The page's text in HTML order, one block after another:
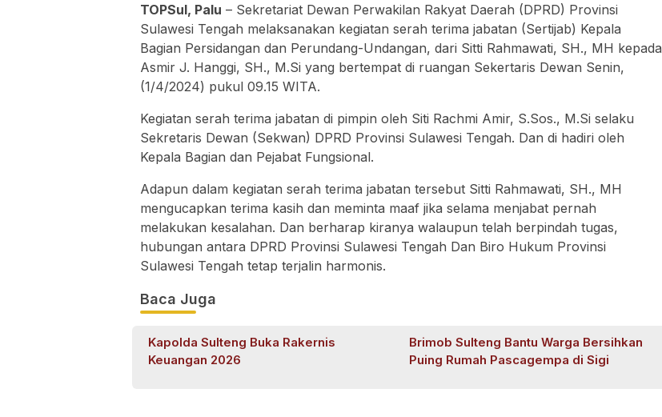
TOPSul, Palu – Sekretariat Dewan Perwakilan Rakyat Daerah (DPRD) Provinsi
Sulawesi Tengah melaksanakan kegiatan serah terima jabatan (Sertijab) Kepala
Bagian Persidangan dan Perundang-Undangan, dari Sitti Rahmawati, SH., MH kepada
Asmir J. Hanggi, SH., M.Si yang bertempat di ruangan Sekertaris Dewan Senin,
(1/4/2024) pukul 09.15 WITA.
Kegiatan serah terima jabatan di pimpin oleh Siti Rachmi Amir, S.Sos., M.Si selaku
Sekretaris Dewan (Sekwan) DPRD Provinsi Sulawesi Tengah. Dan di hadiri oleh
Kepala Bagian dan Pejabat Fungsional.
Adapun dalam kegiatan serah terima jabatan tersebut Sitti Rahmawati, SH., MH
mengucapkan terima kasih dan meminta maaf jika selama menjabat pernah
melakukan kesalahan. Dan berharap kiranya walaupun telah berpindah tugas,
hubungan antara DPRD Provinsi Sulawesi Tengah Dan Biro Hukum Provinsi
Sulawesi Tengah tetap terjalin harmonis.
Baca Juga
Kapolda Sulteng Buka Rakernis
Keuangan 2026
Brimob Sulteng Bantu Warga Bersihkan
Puing Rumah Pascagempa di Sigi